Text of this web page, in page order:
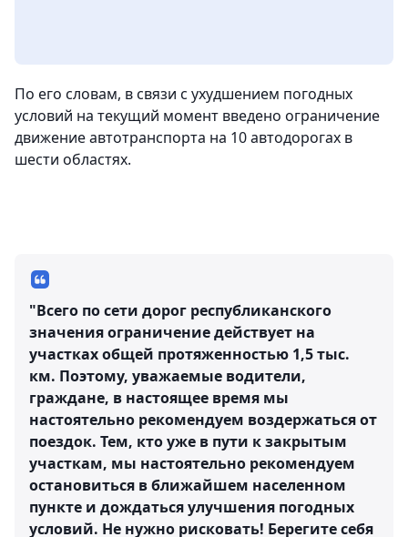
По его словам, в связи с ухудшением погодных
условий на текущий момент введено ограничение
движение автотранспорта на 10 автодорогах в
шести областях.
"Всего по сети дорог республиканского
значения ограничение действует на
участках общей протяженностью 1,5 тыс.
км. Поэтому, уважаемые водители,
граждане, в настоящее время мы
настоятельно рекомендуем воздержаться от
поездок. Тем, кто уже в пути к закрытым
участкам, мы настоятельно рекомендуем
остановиться в ближайшем населенном
пункте и дождаться улучшения погодных
условий. Не нужно рисковать! Берегите себя